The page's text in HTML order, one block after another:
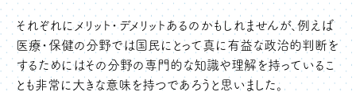
それぞれにメリット・デメリットあるのかもしれませんが、例えば
医療・保健の分野では国民にとって真に有益な政治的判断を
するためにはその分野の専門的な知識や理解を持っているこ
とも非常に大きな意味を持つであろうと思いました。